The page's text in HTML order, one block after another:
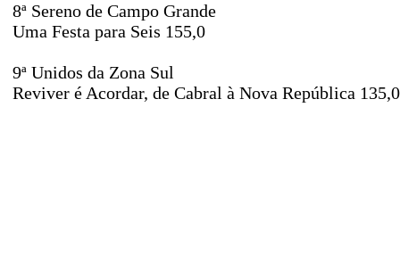
8ª Sereno de Campo Grande
Uma Festa para Seis 155,0
9ª Unidos da Zona Sul
Reviver é Acordar, de Cabral à Nova República 135,0